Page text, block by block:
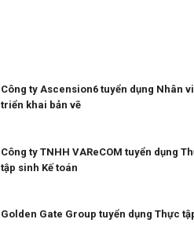
Công ty Ascension6 tuyển dụng Nhân
triển khai bản vẽ
Công ty TNHH VAReCOM tuyển dụng
tập sinh Kế toán
Golden Gate Group tuyển dụng Thực